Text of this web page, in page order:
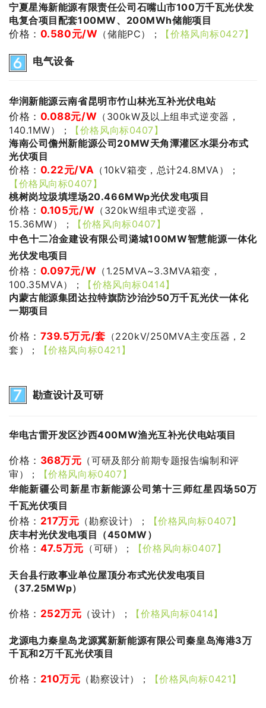
宁夏星海新能源有限责任公司石嘴山市100万千瓦光伏发
电复合项目配套100MW、200MWh储能项目
价格： 0.580元/W （储能PC）； 【价格风向标0427】
电气设备
华润新能源云南省昆明市竹山林光互补光伏电站
价格： 0.088元/W （300kW及以上组串式逆变器，
140.1MW）；
【价格风向标0407】
海南公司儋州新能源公司20MW天角潭灌区水渠分布式
光伏项目
价格： 0.22元/VA （10kV箱变，总计24.8MVA）；
【价格风向标0407】
桃树岗垃圾填埋场20.466MWp光伏发电项目
价格： 0.105元/W （320kW组串式逆变器，
15.36MW）；
【价格风向标0407】
中色十二冶金建设有限公司潞城100MW智慧能源一体化
光伏发电项目
价格： 0.097元/W （1.25MVA~3.3MVA箱变，
100.35MVA）；
【价格风向标0414】
内蒙古能源集团达拉特旗防沙治沙50万千瓦光伏一体化
一期项目
价格： 739.5万元/套 （220kV/250MVA主变压器，2
套）；
【价格风向标0421】
勘查设计及可研
华电古雷开发区沙西400MW渔光互补光伏电站项目
价格： 368万元 （可研及部分前期专题报告编制和评
审）；
【价格风向标0407】
华能新疆公司新星市新能源公司第十三师红星四场50万
千瓦光伏项目
价格： 217万元 （勘察设计）；
【价格风向标0407】
庆丰村光伏发电项目（450MW）
价格： 47.5万元 （可研）； 【价格风向标0407】
天台县行政事业单位屋顶分布式光伏发电项目
（37.25MWp）
价格： 252万元 （设计）； 【价格风向标0414】
龙源电力秦皇岛龙源冀新新能源有限公司秦皇岛海港3万
千瓦和2万千瓦光伏项目
价格： 210万元 （勘察设计）； 【价格风向标0421】